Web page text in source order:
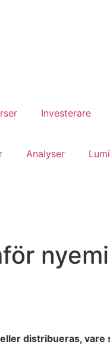
Investerare
Analyser
distribueras,